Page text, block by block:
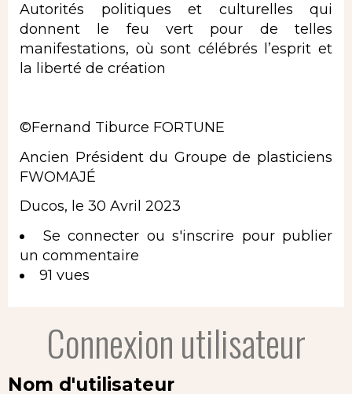
Autorités politiques et culturelles qui
donnent le feu vert pour de telles
manifestations, où sont célébrés l’esprit et
la liberté de création
©Fernand Tiburce FORTUNE
Ancien Président du Groupe de plasticiens
FWOMAJÉ
Ducos, le 30 Avril 2023
Se connecter ou s'inscrire pour publier
un commentaire
91 vues
Connexion utilisateur
Nom d'utilisateur